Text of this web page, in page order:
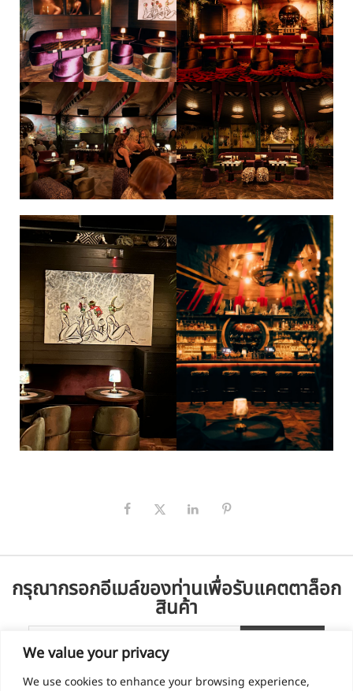
We value your privacy
We use cookies to enhance your browsing experience,
กรุณากรอกอีเมล์ของท่านเพื่อรับแคตตาล็อก
สินค้า